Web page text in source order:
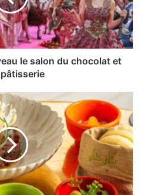
le salon du chocolat et